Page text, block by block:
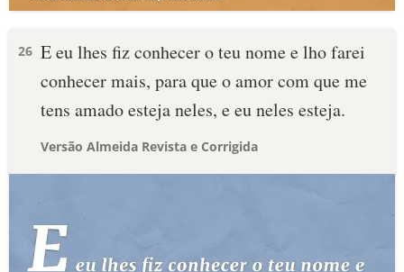
26 E eu lhes fiz conhecer o teu nome e lho farei
conhecer mais, para que o amor com que me
tens amado esteja neles, e eu neles esteja.
Versão Almeida Revista e Corrigida